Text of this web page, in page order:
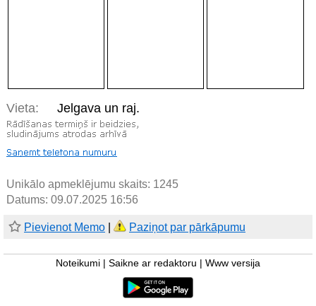
Vieta: Jelgava un raj.
Unikālo apmeklējumu skaits: 1245
Datums: 09.07.2025 16:56
Pievienot Memo Paziņot par pārkāpumu
Noteikumi Saikne ar redaktoru Www versija